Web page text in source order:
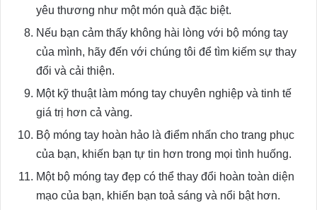
yêu thương như một món quà đặc biệt.
Nếu bạn cảm thấy không hài lòng với bộ móng tay
của mình, hãy đến với chúng tôi để tìm kiếm sự thay
đổi và cải thiện.
Một kỹ thuật làm móng tay chuyên nghiệp và tinh tế
giá trị hơn cả vàng.
Bộ móng tay hoàn hảo là điểm nhấn cho trang phục
của bạn, khiến bạn tự tin hơn trong mọi tình huống.
Một bộ móng tay đẹp có thể thay đổi hoàn toàn diện
mạo của bạn, khiến bạn toả sáng và nổi bật hơn.